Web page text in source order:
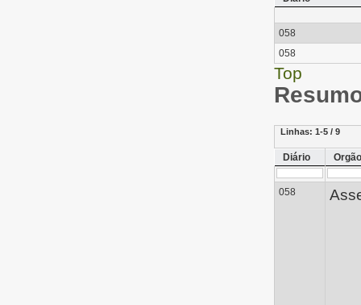
058
058
Top
Linhas: 1-5 / 9
Diário Orgão
058